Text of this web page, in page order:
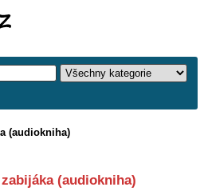
(audiokniha)
(audiokniha)